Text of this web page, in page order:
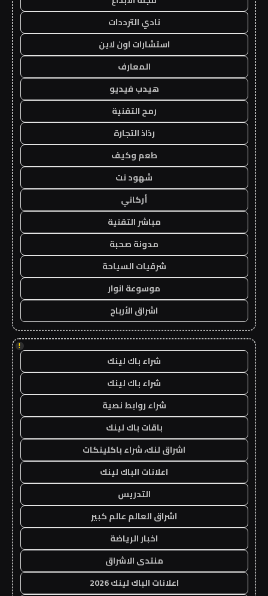
نادي الترددات
استشارات اون لاين
المعارف
هيدب فيديو
رمح التقنية
رذاذ التجارة
طعم وكيف
شهود نت
أركاني
مباشر التقنية
مدونة صحبة
شرقيات السياحة
موسوعة انوار
اشراق الأرباح
!
شراء باك لينك
شراء باك لينك
شراء روابط نصية
باقات باك لينك
اشراق لنك، شراء باكلينكات
اعلانات الباك لينك
التدريس
اشراق العالم عالم كبير
اخبار الرياضة
منتدى الاشراق
اعلانات الباك لينك 2026